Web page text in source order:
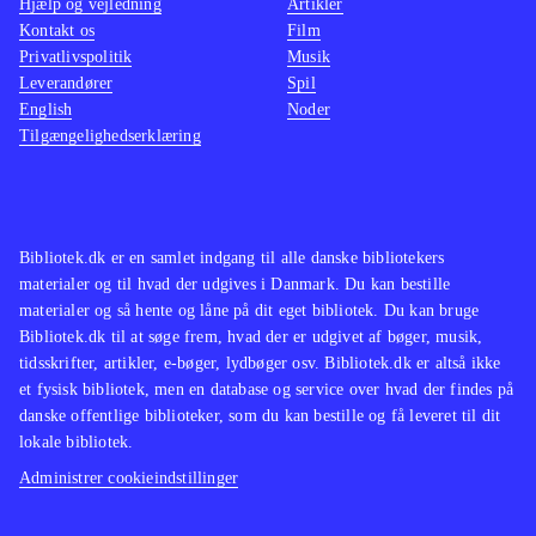
birds trilogy som indeholder alle de
originale baner plus "Rio" og
"Seasons"
Angry birds er stadig et fantastisk
underholdende koncept og med Star
Bibliotek.dk er en samlet indgang til alle danske bibliotekers
materialer og til hvad der udgives i Danmark. Du kan bestille
materialer og så hente og låne på dit eget bibliotek. Du kan bruge
Bibliotek.dk til at søge frem, hvad der er udgivet af bøger, musik,
tidsskrifter, artikler, e-bøger, lydbøger osv. Bibliotek.dk er altså ikke
et fysisk bibliotek, men en database og service over hvad der findes på
danske offentlige biblioteker, som du kan bestille og få leveret til dit
lokale bibliotek.
Administrer cookieindstillinger
Hjælp og vejledning
Kontakt os
Privatlivspolitik
Leverandører
English
Tilgængelighedserklæring
Artikler
Film
Musik
Spil
Noder